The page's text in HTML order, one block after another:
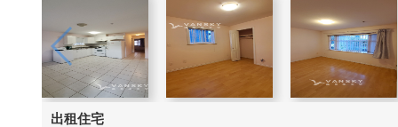
出租住宅